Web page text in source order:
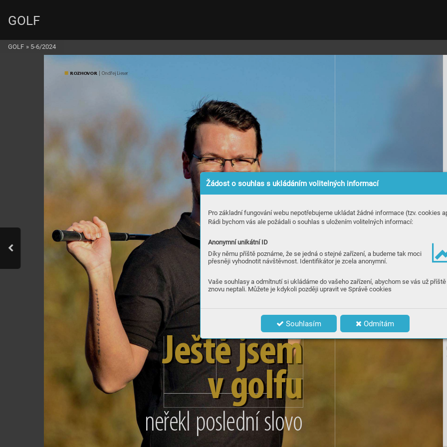
Žádost o souhlas s ukládáním volitelných informací
Pro základní fungování webu nepotřebujeme ukládat žádné informace (tzv. cookies
Rádi bychom vás ale požádali o souhlas s uložením volitelných informací:
Anonymní unikátní ID
Díky němu příště poznáme, že se jedná o stejné zařízení, a budeme tak moci
přesněji vyhodnotit návštěvnost. Identifikátor je zcela anonymní.
Vaše souhlasy a odmítnutí si ukládáme do vašeho zařízení, abychom se vás už příště
znovu neptali. Můžete je kdykoli později upravit ve Správě cookies
Souhlasím Odmítám
ROZHOVOR | Ondřej Lieser
Ještě jsem
v golfu
neřekl poslední slovo
GOLF
GOLF » 5-6/2024